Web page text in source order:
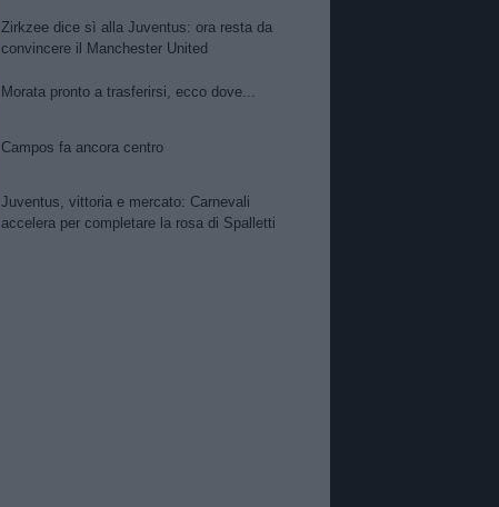
il piano B. David in bilico
Zirkzee dice sì alla Juventus: ora resta da
convincere il Manchester United
Morata pronto a trasferirsi, ecco dove...
Campos fa ancora centro
Juventus, vittoria e mercato: Carnevali
accelera per completare la rosa di Spalletti